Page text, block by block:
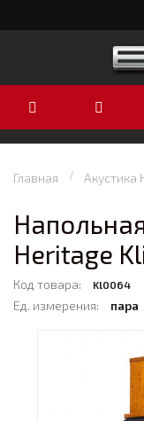
Главная Акустика
Heritage
Код товара: Kl0064
Ед. измерения: пара